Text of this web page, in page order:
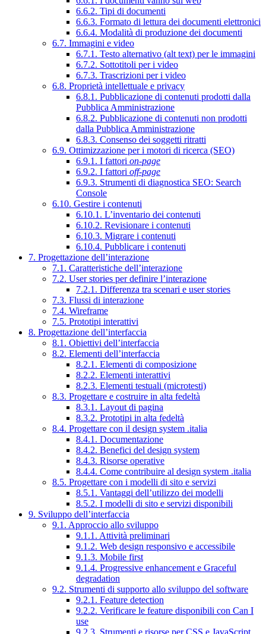
6.6.2. Tipi di documenti
6.6.3. Formato di lettura dei documenti elettronici
6.6.4. Modalità di produzione dei documenti
6.7. Immagini e video
6.7.1. Testo alternativo (alt text) per le immagini
6.7.2. Sottotitoli per i video
6.7.3. Trascrizioni per i video
6.8. Proprietà intellettuale e privacy
6.8.1. Pubblicazione di contenuti prodotti dalla
Pubblica Amministrazione
6.8.2. Pubblicazione di contenuti non prodotti
dalla Pubblica Amministrazione
6.8.3. Consenso dei soggetti ritratti
6.9. Ottimizzazione per i motori di ricerca (SEO)
6.9.1. I fattori on-page
6.9.2. I fattori off-page
6.9.3. Strumenti di diagnostica SEO: Search
Console
6.10. Gestire i contenuti
6.10.1. L’inventario dei contenuti
6.10.2. Revisionare i contenuti
6.10.3. Migrare i contenuti
6.10.4. Pubblicare i contenuti
7. Progettazione dell’interazione
7.1. Caratteristiche dell’interazione
7.2. User stories per definire l’interazione
7.2.1. Differenza tra scenari e user stories
7.3. Flussi di interazione
7.4. Wireframe
7.5. Prototipi interattivi
8. Progettazione dell’interfaccia
8.1. Obiettivi dell’interfaccia
8.2. Elementi dell’interfaccia
8.2.1. Elementi di composizione
8.2.2. Elementi interattivi
8.2.3. Elementi testuali (microtesti)
8.3. Progettare e costruire in alta fedeltà
8.3.1. Layout di pagina
8.3.2. Prototipi in alta fedeltà
8.4. Progettare con il design system .italia
8.4.1. Documentazione
8.4.2. Benefici del design system
8.4.3. Risorse operative
8.4.4. Come contribuire al design system .italia
8.5. Progettare con i modelli di sito e servizi
8.5.1. Vantaggi dell’utilizzo dei modelli
8.5.2. I modelli di sito e servizi disponibili
9. Sviluppo dell’interfaccia
9.1. Approccio allo sviluppo
9.1.1. Attività preliminari
9.1.2. Web design responsivo e accessibile
9.1.3. Mobile first
9.1.4. Progressive enhancement e Graceful
degradation
9.2. Strumenti di supporto allo sviluppo del software
9.2.1. Feature detection
9.2.2. Verificare le feature disponibili con Can I
use
9.2.3. Strumenti e risorse per CSS e JavaScript